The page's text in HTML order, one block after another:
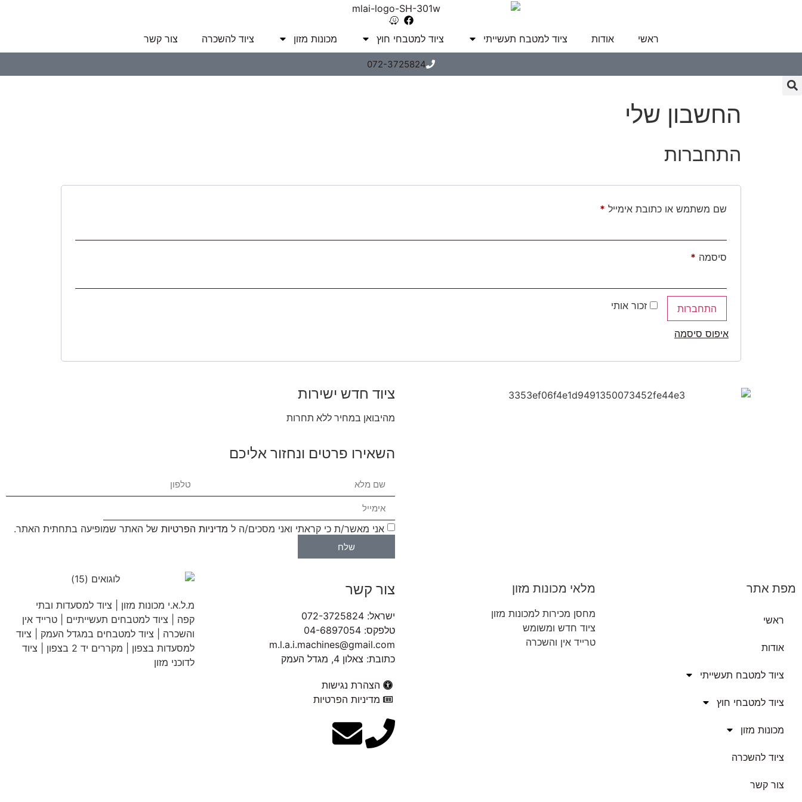
ראשי אודות ציוד למטבח תעשייתי ציוד למטבחי חוץ מכונות מזון ציוד להשכרה צור קשר
072-3725824
החשבון שלי
התחברות
שם משתמש או כתובת אימייל *
סיסמה *
זכור אותי התחברות
איפוס סיסמה
ציוד חדש ישירות
מהיבואן במחיר ללא תחרות
השאירו פרטים ונחזור אליכם
אני מאשר/ת כי קראתי ואני מסכים/ה ל מדיניות הפרטיות של האתר שמופיעה בתחתית האתר.
שלח
מפת אתר
ראשי
אודות
ציוד למטבח תעשייתי
ציוד למטבחי חוץ
מכונות מזון
ציוד להשכרה
צור קשר
מלאי מכונות מזון
מחסן מכירות למכונות מזון
ציוד חדש ומשומש
טרייד אין והשכרה
צור קשר
ישראל: 072-3725824
טלפקס: 04-6897054
m.l.a.i.machines@gmail.com
כתובת: צאלון 4, מגדל העמק
הצהרת נגישות
מדיניות הפרטיות
מ.ל.א.י מכונות מזון | ציוד למסעדות ובתי
קפה | ציוד למטבחים תעשייתיים | טרייד אין
והשכרה | ציוד למטבחים במגדל העמק | ציוד
למסעדות בצפון | מקררים יד 2 בצפון | ציוד
לדוכני מזון